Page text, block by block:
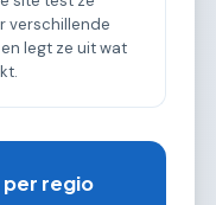
verschillende
legt ze uit wat
regio